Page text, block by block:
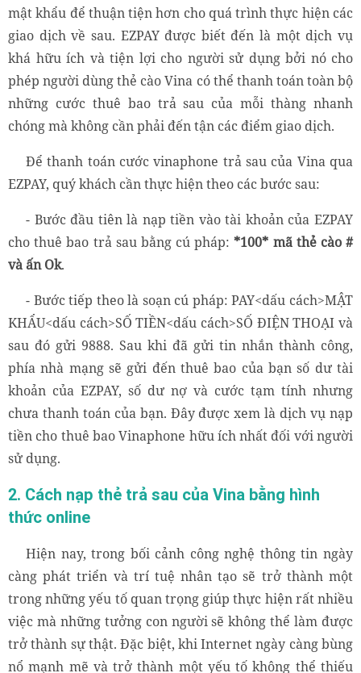
mật khẩu để thuận tiện hơn cho quá trình thực hiện các
giao dịch về sau. EZPAY được biết đến là một dịch vụ
khá hữu ích và tiện lợi cho người sử dụng bởi nó cho
phép người dùng thẻ cào Vina có thể thanh toán toàn bộ
những cước thuê bao trả sau của mỗi thàng nhanh
chóng mà không cần phải đến tận các điểm giao dịch.
Để thanh toán cước vinaphone trả sau của Vina qua
EZPAY, quý khách cần thực hiện theo các bước sau:
- Bước đầu tiên là nạp tiền vào tài khoản của EZPAY
cho thuê bao trả sau bằng cú pháp: *100* mã thẻ cào #
và ấn Ok.
- Bước tiếp theo là soạn cú pháp: PAY<dấu cách>MẬT
KHẨU<dấu cách>SỐ TIỀN<dấu cách>SỐ ĐIỆN THOẠI và
sau đó gửi 9888. Sau khi đã gửi tin nhắn thành công,
phía nhà mạng sẽ gửi đến thuê bao của bạn số dư tài
khoản của EZPAY, số dư nợ và cước tạm tính nhưng
chưa thanh toán của bạn. Đây được xem là dịch vụ nạp
tiền cho thuê bao Vinaphone hữu ích nhất đối với người
sử dụng.
2. Cách nạp thẻ trả sau của Vina bằng hình
thức online
Hiện nay, trong bối cảnh công nghệ thông tin ngày
càng phát triển và trí tuệ nhân tạo sẽ trở thành một
trong những yếu tố quan trọng giúp thực hiện rất nhiều
việc mà những tưởng con người sẽ không thể làm được
trở thành sự thật. Đặc biệt, khi Internet ngày càng bùng
nổ mạnh mẽ và trở thành một yếu tố không thể thiếu